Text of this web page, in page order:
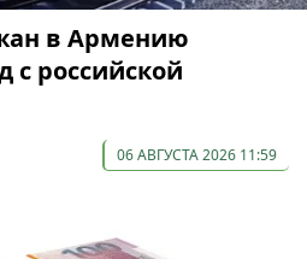
в Армению
с российской
06 АВГУСТА 2026 11:59